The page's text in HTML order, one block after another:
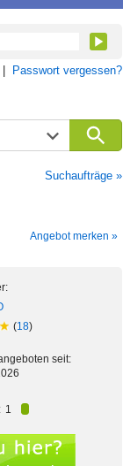
Passwort vergessen?
Suchaufträge »
Angebot merken »
(18)
seit:
1